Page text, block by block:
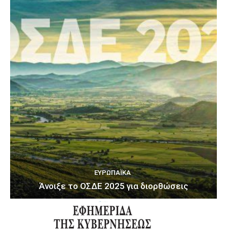
ΕΥΡΩΠΑΪΚΆ
Άνοιξε το ΟΣΔΕ 2025 για διορθώσεις